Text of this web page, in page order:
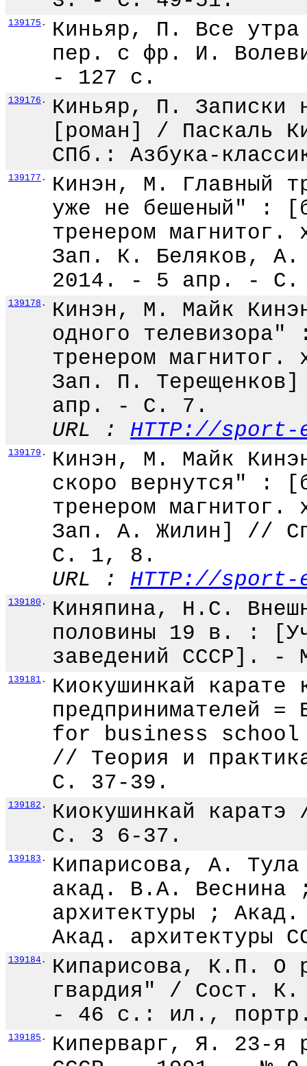
139175 .
Киньяр, П. Все
пер. с фр. И.
- 127 с.
139176 .
Киньяр, П. Записки
[роман] / Паскаль
СПб.: Азбука-
139177 .
Кинэн, М. Главный
уже не бешеный" :
тренером
Зап. К. Беляков,
2014. - 5 апр. - С.
139178 .
Кинэн, М. Майк
одного
тренером
Зап. П.
апр. - С. 7.
URL : HTTP://sport-
139179 .
Кинэн, М. Майк
скоро вернутся" :
тренером
Зап. А. Жилин] //
С. 1, 8.
URL : HTTP://sport-
139180 .
Киняпина, Н.С.
половины 19 в. :
заведений СССР].
139181 .
Киокушинкай карате
предпринимателей
for business
// Теория и
С. 37-39.
139182 .
Киокушинкай
С. 3 6-37.
139183 .
Кипарисова, А.
акад. В.А. Веснина
архитектуры ;
Акад.
139184 .
Кипарисова, К.П. О
гвардия" / Сост.
- 46 с.: ил.,
139185 .
Киперварг, Я. 23-я